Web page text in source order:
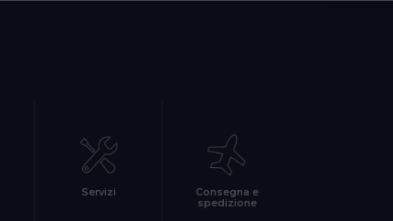
Servizi
Consegna e
spedizione